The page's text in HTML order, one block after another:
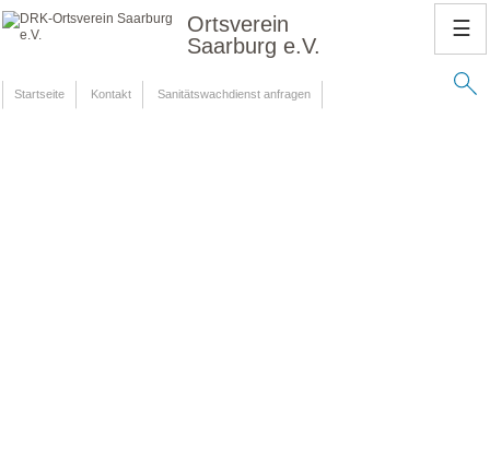
Ortsverein
Saarburg e.V.
Startseite Kontakt Sanitätswachdienst anfragen
☰